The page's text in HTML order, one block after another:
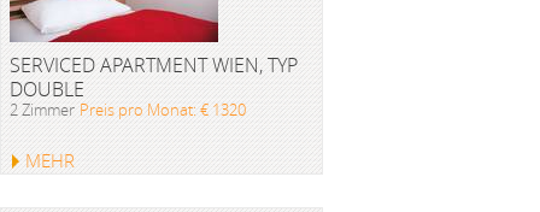
SERVICED APARTMENT WIEN, TYP
DOUBLE
2 Zimmer Preis pro Monat: € 1320
MEHR